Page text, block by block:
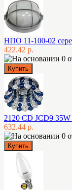
НПО 11-100-02
422.42 р.
2120 CD JCD9
632.44 р.